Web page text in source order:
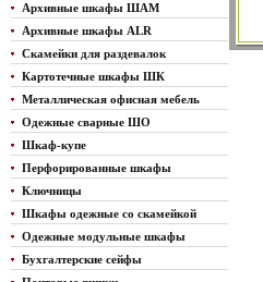
Архивные шкафы ШАМ
Архивные шкафы ALR
Скамейки для раздевалок
Картотечные шкафы ШК
Металлическая офисная мебель
Одежные сварные ШО
Шкаф-купе
Перфорированные шкафы
Ключницы
Шкафы одежные со скамейкой
Одежные модульные шкафы
Бухгалтерские сейфы